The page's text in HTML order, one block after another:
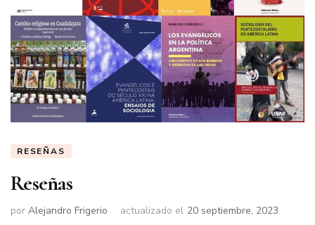
RESEÑAS
Reseñas
por Alejandro Frigerio actualizado el 20 septiembre, 2023